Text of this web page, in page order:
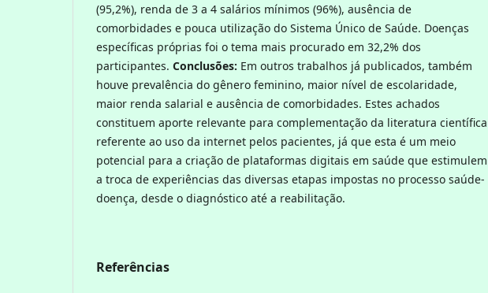
(95,2%), renda de 3 a 4 salários mínimos (96%), ausência de
comorbidades e pouca utilização do Sistema Único de Saúde. Doenças
específicas próprias foi o tema mais procurado em 32,2% dos
participantes. Conclusões: Em outros trabalhos já publicados, também
houve prevalência do gênero feminino, maior nível de escolaridade,
maior renda salarial e ausência de comorbidades. Estes achados
constituem aporte relevante para complementação da literatura científica
referente ao uso da internet pelos pacientes, já que esta é um meio
potencial para a criação de plataformas digitais em saúde que estimulem
a troca de experiências das diversas etapas impostas no processo saúde-
doença, desde o diagnóstico até a reabilitação.
Referências